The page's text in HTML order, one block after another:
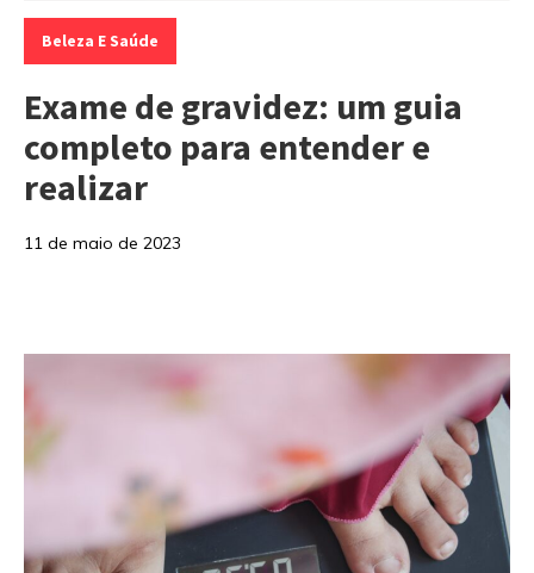
Categorias:
Beleza E Saúde
Exame de gravidez: um guia
completo para entender e
realizar
11 de maio de 2023